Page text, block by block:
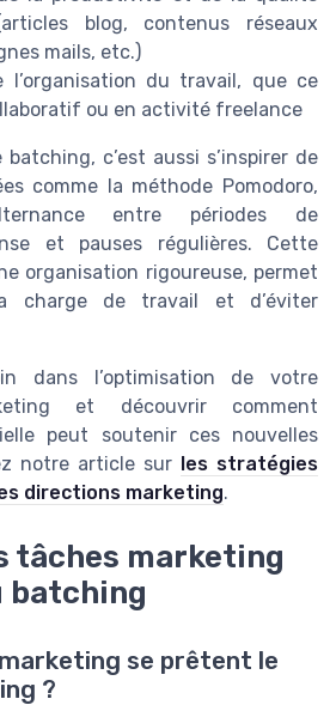
blog, contenus réseaux
mails, etc.)
l’organisation du travail, que ce
ou en activité freelance
c’est aussi s’inspirer de
comme la méthode Pomodoro,
entre périodes de
et pauses régulières. Cette
organisation rigoureuse, permet
charge de travail et d’éviter
dans l’optimisation de votre
et découvrir comment
peut soutenir ces nouvelles
notre article sur
les stratégies
directions marketing.
tâches marketing
batching
se prêtent le
?